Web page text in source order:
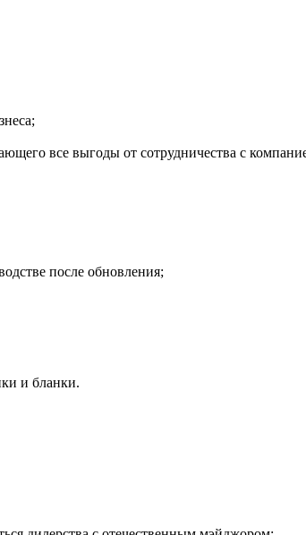
все выгоды от сотрудничества с
после обновления;